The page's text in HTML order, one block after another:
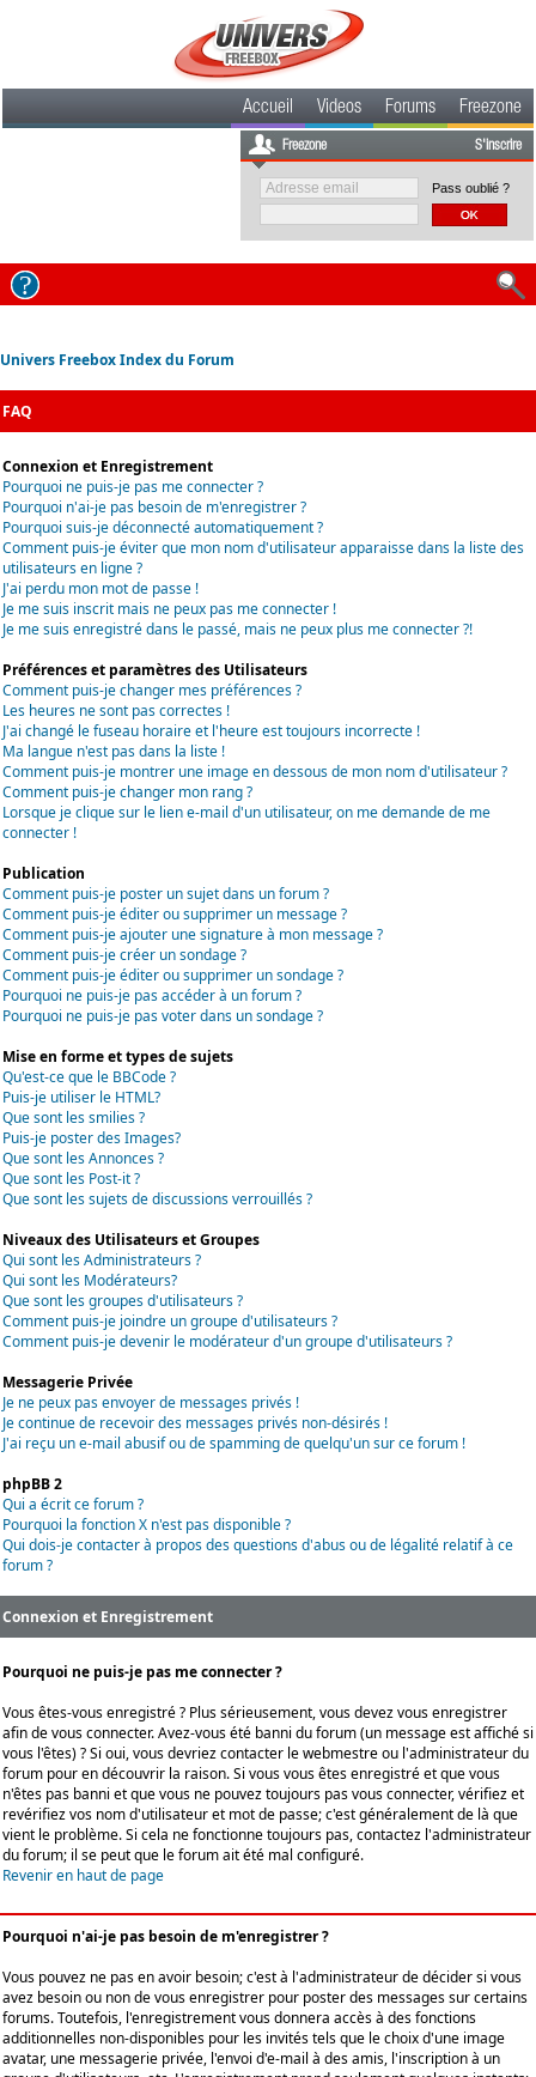
Accueil Videos Forums Freezone
Freezone S'inscrire
Pass oublié ?
Univers Freebox Index du Forum
FAQ
Connexion et Enregistrement
Pourquoi ne puis-je pas me connecter ?
Pourquoi n'ai-je pas besoin de m'enregistrer ?
Pourquoi suis-je déconnecté automatiquement ?
Comment puis-je éviter que mon nom d'utilisateur apparaisse dans la liste des
utilisateurs en ligne ?
J'ai perdu mon mot de passe !
Je me suis inscrit mais ne peux pas me connecter !
Je me suis enregistré dans le passé, mais ne peux plus me connecter ?!
Préférences et paramètres des Utilisateurs
Comment puis-je changer mes préférences ?
Les heures ne sont pas correctes !
J'ai changé le fuseau horaire et l'heure est toujours incorrecte !
Ma langue n'est pas dans la liste !
Comment puis-je montrer une image en dessous de mon nom d'utilisateur ?
Comment puis-je changer mon rang ?
Lorsque je clique sur le lien e-mail d'un utilisateur, on me demande de me
connecter !
Publication
Comment puis-je poster un sujet dans un forum ?
Comment puis-je éditer ou supprimer un message ?
Comment puis-je ajouter une signature à mon message ?
Comment puis-je créer un sondage ?
Comment puis-je éditer ou supprimer un sondage ?
Pourquoi ne puis-je pas accéder à un forum ?
Pourquoi ne puis-je pas voter dans un sondage ?
Mise en forme et types de sujets
Qu'est-ce que le BBCode ?
Puis-je utiliser le HTML?
Que sont les smilies ?
Puis-je poster des Images?
Que sont les Annonces ?
Que sont les Post-it ?
Que sont les sujets de discussions verrouillés ?
Niveaux des Utilisateurs et Groupes
Qui sont les Administrateurs ?
Qui sont les Modérateurs?
Que sont les groupes d'utilisateurs ?
Comment puis-je joindre un groupe d'utilisateurs ?
Comment puis-je devenir le modérateur d'un groupe d'utilisateurs ?
Messagerie Privée
Je ne peux pas envoyer de messages privés !
Je continue de recevoir des messages privés non-désirés !
J'ai reçu un e-mail abusif ou de spamming de quelqu'un sur ce forum !
phpBB 2
Qui a écrit ce forum ?
Pourquoi la fonction X n'est pas disponible ?
Qui dois-je contacter à propos des questions d'abus ou de légalité relatif à ce
forum ?
Connexion et Enregistrement
Pourquoi ne puis-je pas me connecter ?
Vous êtes-vous enregistré ? Plus sérieusement, vous devez vous enregistrer
afin de vous connecter. Avez-vous été banni du forum (un message est affiché si
vous l'êtes) ? Si oui, vous devriez contacter le webmestre ou l'administrateur du
forum pour en découvrir la raison. Si vous vous êtes enregistré et que vous
n'êtes pas banni et que vous ne pouvez toujours pas vous connecter, vérifiez et
revérifiez vos nom d'utilisateur et mot de passe; c'est généralement de là que
vient le problème. Si cela ne fonctionne toujours pas, contactez l'administrateur
du forum; il se peut que le forum ait été mal configuré.
Revenir en haut de page
Pourquoi n'ai-je pas besoin de m'enregistrer ?
Vous pouvez ne pas en avoir besoin; c'est à l'administrateur de décider si vous
avez besoin ou non de vous enregistrer pour poster des messages sur certains
forums. Toutefois, l'enregistrement vous donnera accès à des fonctions
additionnelles non-disponibles pour les invités tels que le choix d'une image
avatar, une messagerie privée, l'envoi d'e-mail à des amis, l'inscription à un